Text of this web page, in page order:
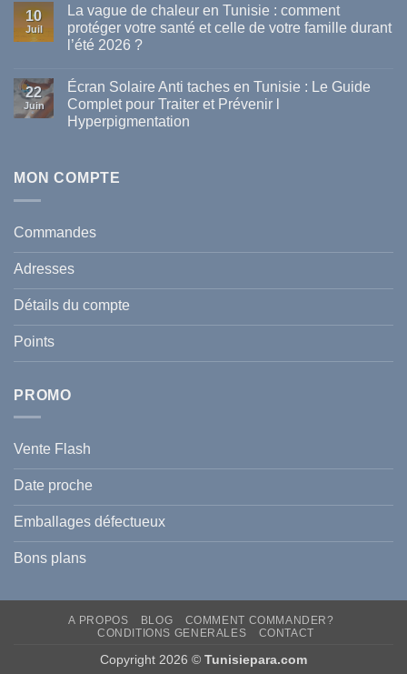
sur
meilleures
marques
disponibles
en
Tunisie
10
Juil
La vague de chaleur en Tunisie : comment
protéger votre santé et celle de votre famille durant
l’été 2026 ?
sur
La
vague
de
comment
et
celle
de
votre
famille
durant
l’été
2026
?
22
Juin
Écran Solaire Anti taches en Tunisie : Le Guide
Complet pour Traiter et Prévenir l
Hyperpigmentation
Écran
Tunisie
Guide
Traiter
Prévenir
MON COMPTE
Commandes
Adresses
Détails du compte
Points
PROMO
Vente Flash
Date proche
Emballages défectueux
Bons plans
A PROPOS BLOG
COMMENT COMMANDER?
CONDITIONS GENERALES
CONTACT
Copyright 2026 © Tunisiepara.com